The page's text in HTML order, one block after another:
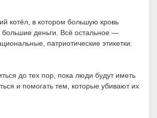
котёл, в котором большую кровь
большие деньги. Всё остальное —
патриотические этикетки.
до тех пор, пока люди будут иметь
и помогать тем, которые убивают их